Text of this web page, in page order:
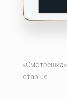
старше